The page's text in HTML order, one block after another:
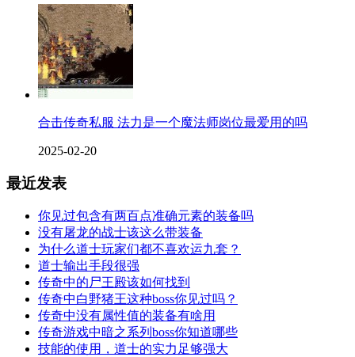
合击传奇私服 法力是一个魔法师岗位最爱用的吗
2025-02-20
最近发表
你见过包含有两百点准确元素的装备吗
没有屠龙的战士该这么带装备
为什么道士玩家们都不喜欢运九套？
道士输出手段很强
传奇中的尸王殿该如何找到
传奇中白野猪王这种boss你见过吗？
传奇中没有属性值的装备有啥用
传奇游戏中暗之系列boss你知道哪些
技能的使用，道士的实力足够强大